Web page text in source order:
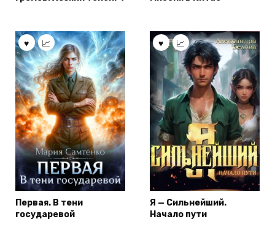
Первая. В тени
государевой
Я — Сильнейший.
Начало пути